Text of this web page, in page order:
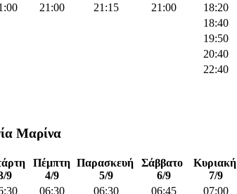
21:00 21:15 21:00
18:20
18:40
19:50
20:40
22:40
Μαρίνα
9
Πέμπτη
4/9
Παρασκευή
5/9
Σάββατο
6/9
Κυριακή
7/9
06:30 06:30 06:45 07:00